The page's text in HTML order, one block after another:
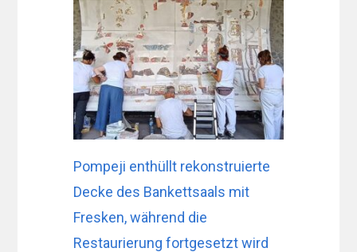
Pompeji enthüllt rekonstruierte
Decke des Bankettsaals mit
Fresken, während die
Restaurierung fortgesetzt wird